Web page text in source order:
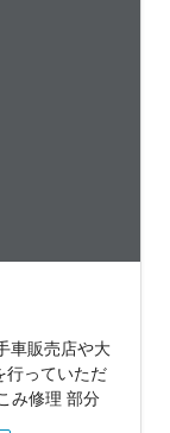
車販売店や大
行っていただ
み修理 部分